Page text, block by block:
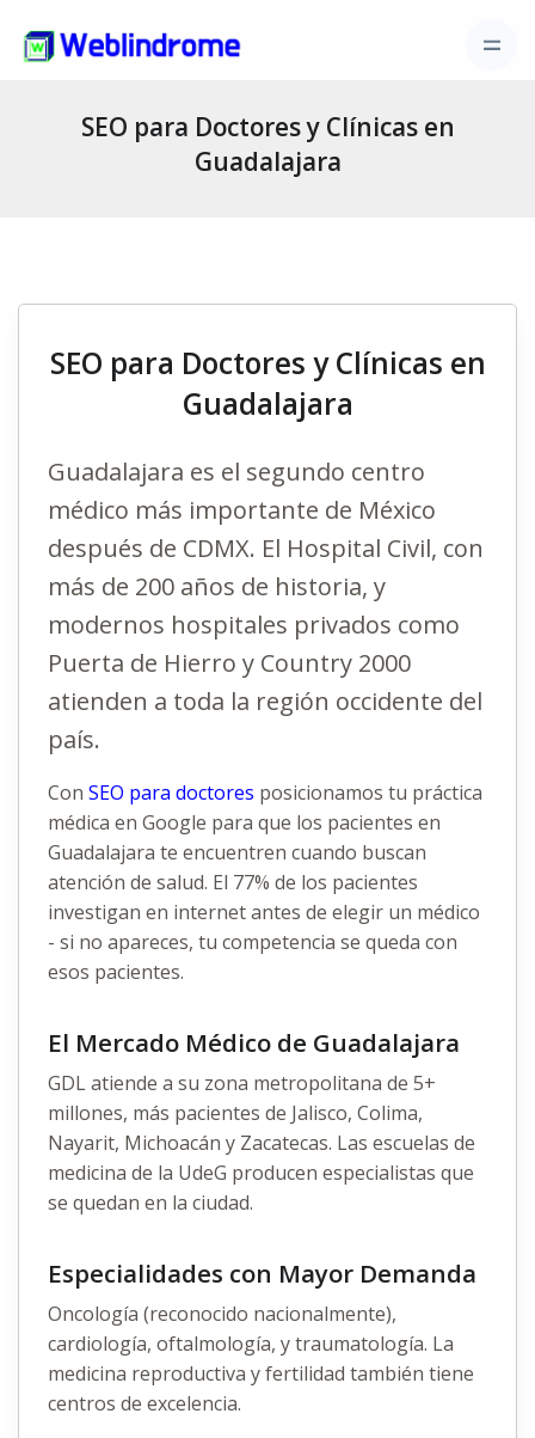
SEO para Doctores y Clínicas en
Guadalajara
SEO para Doctores y Clínicas en
Guadalajara
Guadalajara es el segundo centro
médico más importante de México
después de CDMX. El Hospital Civil, con
más de 200 años de historia, y
modernos hospitales privados como
Puerta de Hierro y Country 2000
atienden a toda la región occidente del
país.
Con SEO para doctores posicionamos tu práctica
médica en Google para que los pacientes en
Guadalajara te encuentren cuando buscan
atención de salud. El 77% de los pacientes
investigan en internet antes de elegir un médico
- si no apareces, tu competencia se queda con
esos pacientes.
El Mercado Médico de Guadalajara
GDL atiende a su zona metropolitana de 5+
millones, más pacientes de Jalisco, Colima,
Nayarit, Michoacán y Zacatecas. Las escuelas de
medicina de la UdeG producen especialistas que
se quedan en la ciudad.
Especialidades con Mayor Demanda
Oncología (reconocido nacionalmente),
cardiología, oftalmología, y traumatología. La
medicina reproductiva y fertilidad también tiene
centros de excelencia.